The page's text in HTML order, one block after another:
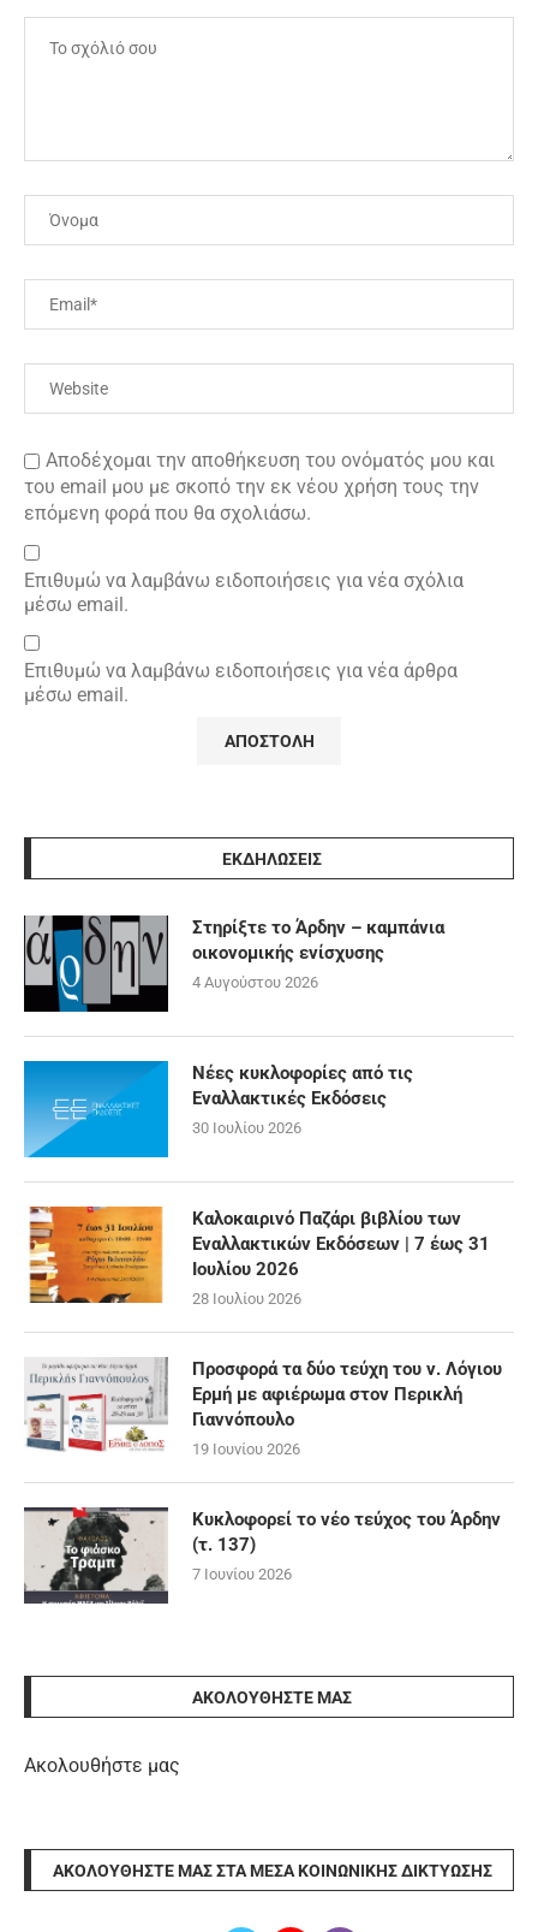
Αποδέχομαι την αποθήκευση του ονόματός μου και
του email μου με σκοπό την εκ νέου χρήση τους την
επόμενη φορά που θα σχολιάσω.
Επιθυμώ να λαμβάνω ειδοποιήσεις για νέα σχόλια
μέσω email.
Επιθυμώ να λαμβάνω ειδοποιήσεις για νέα άρθρα
μέσω email.
ΕΚΔΗΛΩΣΕΙΣ
Στηρίξτε το Άρδην – καμπάνια
οικονομικής ενίσχυσης
4 Αυγούστου 2026
Νέες κυκλοφορίες από τις
Εναλλακτικές Εκδόσεις
30 Ιουλίου 2026
Καλοκαιρινό Παζάρι βιβλίου των
Εναλλακτικών Εκδόσεων | 7 έως 31
Ιουλίου 2026
28 Ιουλίου 2026
Προσφορά τα δύο τεύχη του ν. Λόγιου
Ερμή με αφιέρωμα στον Περικλή
Γιαννόπουλο
19 Ιουνίου 2026
Κυκλοφορεί το νέο τεύχος του Άρδην
(τ. 137)
7 Ιουνίου 2026
ΑΚΟΛΟΥΘΉΣΤΕ ΜΑΣ
Ακολουθήστε μας
ΑΚΟΛΟΥΘΉΣΤΕ ΜΑΣ ΣΤΑ ΜΈΣΑ ΚΟΙΝΩΝΙΚΉΣ ΔΙΚΤΎΩΣΗΣ